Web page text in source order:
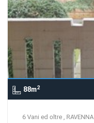
88m2
6 Vani ed oltre , RAVENNA